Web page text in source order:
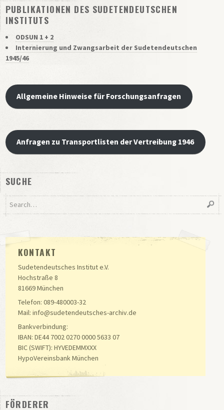
PUBLIKATIONEN DES SUDETENDEUTSCHEN
INSTITUTS
ODSUN 1 + 2
Internierung und Zwangsarbeit der Sudetendeutschen
1945/46
Allgemeine Hinweise für Forschungsanfragen
Anfragen zu Transportlisten der Vertreibung 1946
SUCHE
KONTAKT
Sudetendeutsches Institut e.V.
Hochstraße 8
81669 München
Telefon: 089-480003-32
Mail: info@sudetendeutsches-archiv.de
Bankverbindung:
IBAN: DE44 7002 0270 0000 5633 07
BIC (SWIFT): HYVEDEMMXXX
HypoVereinsbank München
FÖRDERER